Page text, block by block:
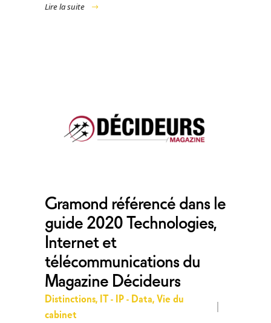
Lire la suite
Gramond référencé dans le
guide 2020 Technologies,
Internet et
télécommunications du
Magazine Décideurs
Distinctions, IT - IP - Data,Vie du
cabinet